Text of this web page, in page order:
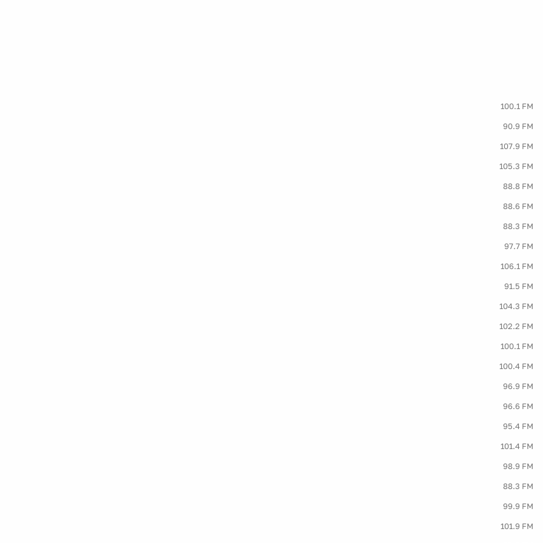
100.1 FM
90.9 FM
107.9 FM
105.3 FM
88.8 FM
88.6 FM
88.3 FM
97.7 FM
106.1 FM
91.5 FM
104.3 FM
102.2 FM
100.1 FM
100.4 FM
96.9 FM
96.6 FM
95.4 FM
101.4 FM
98.9 FM
88.3 FM
99.9 FM
101.9 FM